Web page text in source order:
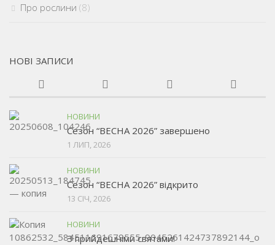
Про рослини (8)
НОВІ ЗАПИСИ
НОВИНИ
Сезон “ВЕСНА 2026” завершено
1 ЛИП, 2026
НОВИНИ
Сезон “ВЕСНА 2026” відкрито
13 СІЧ, 2026
НОВИНИ
З прийдешніми святами!